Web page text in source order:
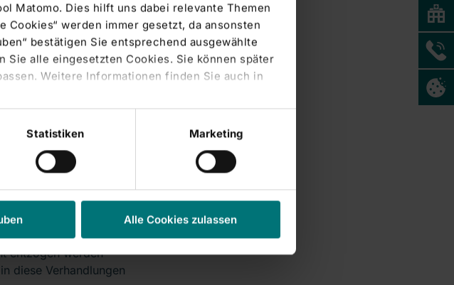
Matomo. Dies hilft uns dabei relevante Themen
werden immer gesetzt, da ansonsten
bestätigen Sie entsprechend ausgewählte
Sie alle eingesetzten Cookies. Sie können später
Weitere Informationen finden Sie auch in
Statistiken Marketing
Alle Cookies zulassen
zu sollen, obwohl
am 9. März vorgestellt
nachvollziehen“, so
Forderungen sachlich
der finanziellen
zu einem
dar. Wir
von
Tarifverträgen
hohe
unserer
zum
benötigen
entzogen werden
diese Verhandlungen